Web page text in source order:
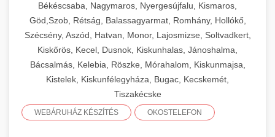
Békéscsaba, Nagymaros, Nyergesújfalu, Kismaros,
Göd,Szob, Rétság, Balassagyarmat, Romhány, Hollókő,
Szécsény, Aszód, Hatvan, Monor, Lajosmizse, Soltvadkert,
Kiskőrös, Kecel, Dusnok, Kiskunhalas, Jánoshalma,
Bácsalmás, Kelebia, Röszke, Mórahalom, Kiskunmajsa,
Kistelek, Kiskunfélegyháza, Bugac, Kecskemét,
Tiszakécske
WEBÁRUHÁZ KÉSZÍTÉS OKOSTELEFON